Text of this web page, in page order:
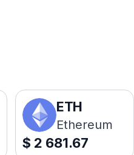
ETH
Ethereum
$ 2 681.67